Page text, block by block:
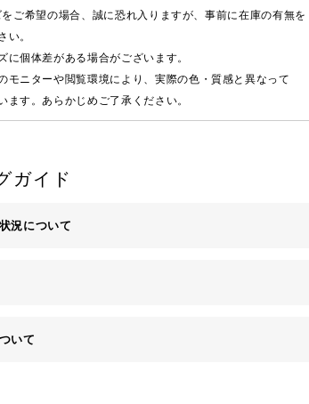
ご希望の場合、誠に恐れ入りますが、事前に在庫の有無を
い。
個体差がある場合がございます。
モニターや閲覧環境により、実際の色・質感と異なって
す。あらかじめご了承ください。
ガイド
況について
ム
いて